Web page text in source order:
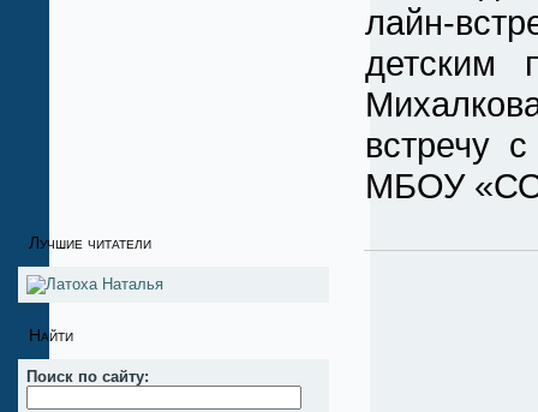
Лучшие читатели
Найти
Поиск по сайту:
лайн-
детским
встречу
МБОУ